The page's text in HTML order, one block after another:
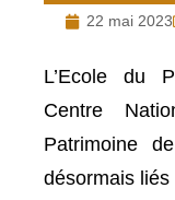
22 mai 2023
L’Ecole du
Centre
Patrimoine
désormais